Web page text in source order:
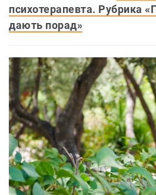
психотерапевта. Рубрика
дають порад»